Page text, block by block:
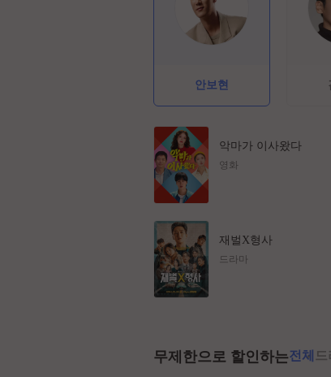
안보현
악마가 이사왔다
영화
재벌X형사
드라마
무제한으로 할인하는전체